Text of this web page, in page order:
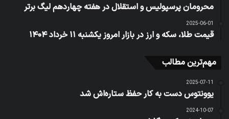
محرومان پرسپولیس و استقلال در هفته چهاردهم لیگ برتر
2025-06-01
قیمت طلا، سکه و ارز در بازار امروز یکشنبه ۱۱ خرداد ۱۴۰۴
مهم‌ترین مطالب
2025-07-11
یوونتوس دست به کار حفظ ستاره‌اش شد
2024-10-07